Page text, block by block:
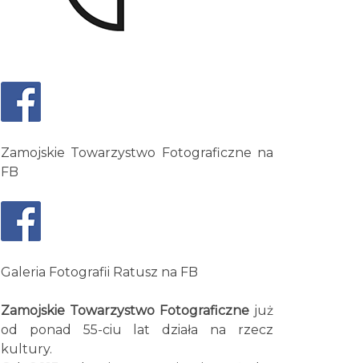
Zamojskie Towarzystwo Fotograficzne na
FB
Galeria Fotografii Ratusz na FB
Zamojskie Towarzystwo Fotograficzne już
od ponad 55-ciu lat działa na rzecz
kultury.